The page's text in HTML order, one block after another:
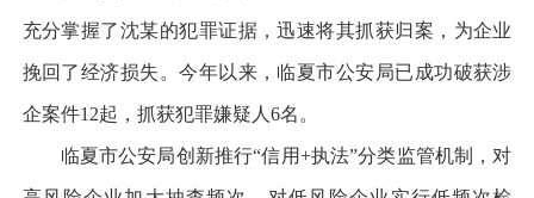
充分掌握了沈某的犯罪证据，迅速将其抓获归案，为企业
挽回了经济损失。今年以来，临夏市公安局已成功破获涉
企案件12起，抓获犯罪嫌疑人6名。
临夏市公安局创新推行“信用+执法”分类监管机制，对